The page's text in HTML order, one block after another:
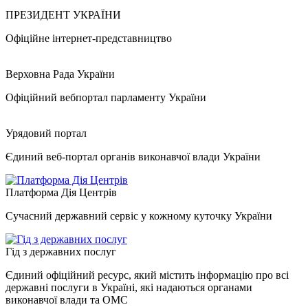
ПРЕЗИДЕНТ УКРАЇНИ
Офіційне інтернет-представництво
Верховна Рада України
Офіційний вебпортал парламенту України
Урядовий портал
Єдиний веб-портал органів виконавчої влади України
Платформа Дія Центрів
Сучасний державний сервіс у кожному куточку України
Гід з державних послуг
Єдиний офіційний ресурс, який містить інформацію про всі
державні послуги в Україні, які надаються органами
виконавчої влади та ОМС